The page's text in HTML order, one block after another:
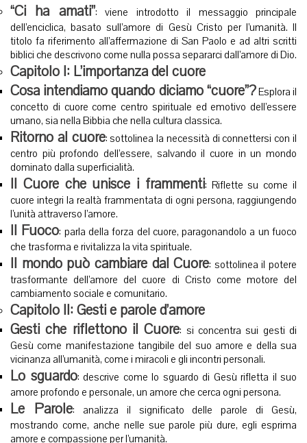
“Ci ha amati”: viene introdotto il messaggio principale
dell’enciclica, basato sull’amore di Gesù Cristo per l’umanità. Il
titolo fa riferimento all’affermazione di San Paolo e ad altri scritti
biblici che descrivono come nulla possa separarci dall’amore di Dio.
Capitolo I: L’importanza del cuore
Cosa intendiamo quando diciamo “cuore”?Esplora il
concetto di cuore come centro spirituale ed emotivo dell’essere
umano, sia nella Bibbia che nella cultura classica.
Ritorno al cuore: sottolinea la necessità di connettersi con il
centro più profondo dell’essere, salvando il cuore in un mondo
dominato dalla superficialità.
Il Cuore che unisce i frammenti: Riflette su come il
cuore integri la realtà frammentata di ogni persona, raggiungendo
l’unità attraverso l’amore.
Il Fuoco: parla della forza del cuore, paragonandolo a un fuoco
che trasforma e rivitalizza la vita spirituale.
Il mondo può cambiare dal Cuore: sottolinea il potere
trasformante dell’amore del cuore di Cristo come motore del
cambiamento sociale e comunitario.
Capitolo II: Gesti e parole d’amore
Gesti che riflettono il Cuore: si concentra sui gesti di
Gesù come manifestazione tangibile del suo amore e della sua
vicinanza all’umanità, come i miracoli e gli incontri personali.
Lo sguardo: descrive come lo sguardo di Gesù rifletta il suo
amore profondo e personale, un amore che cerca ogni persona.
Le Parole: analizza il significato delle parole di Gesù,
mostrando come, anche nelle sue parole più dure, egli esprima
amore e compassione per l’umanità.